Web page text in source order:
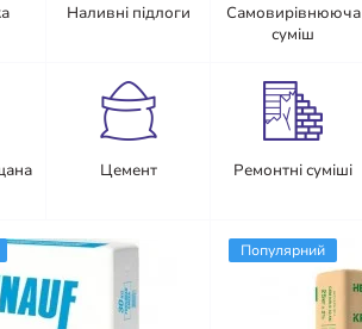
Наливні підлоги
Самовирівнююча
суміш
Цемент Ремонтні суміші
Популярний